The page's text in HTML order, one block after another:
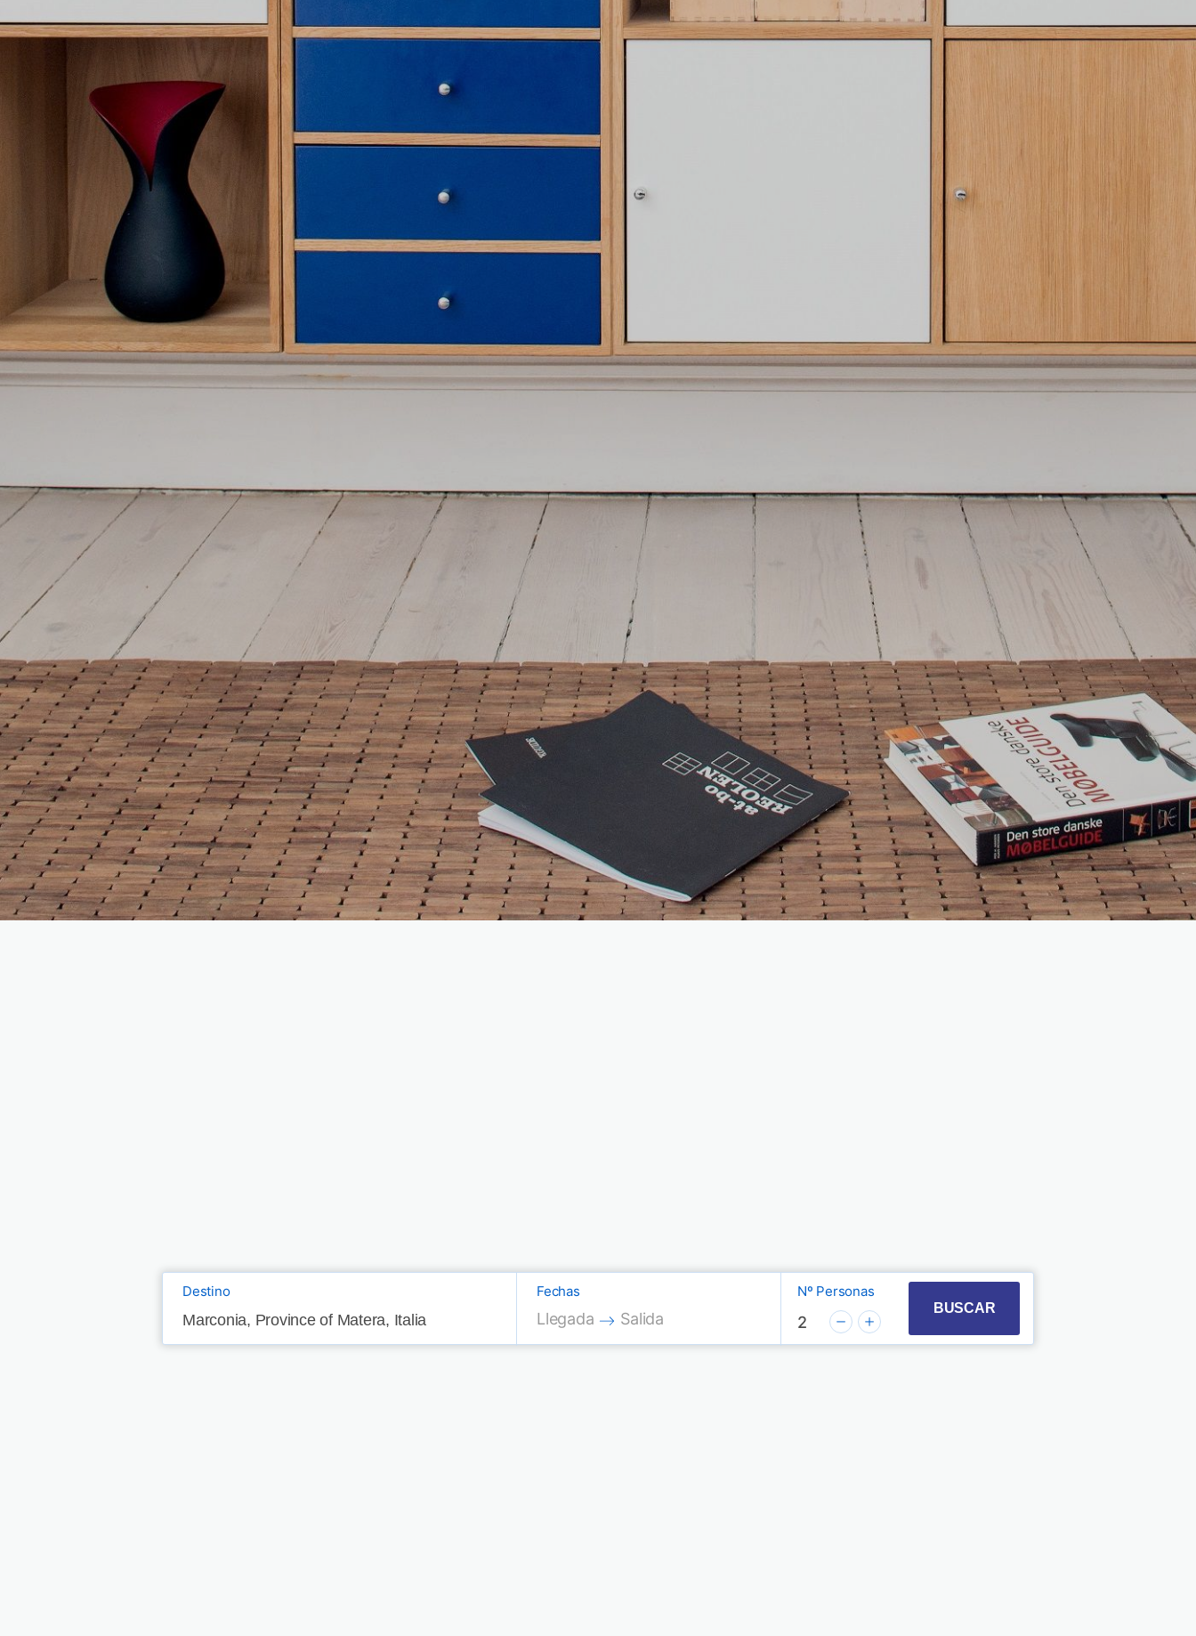
Destino Fechas
Press the down arrow key to interact with the calendar and select a date. Press the
Llegada
Press the down arrow key to interact with the calendar and select a date.
Salida
Nº Personas
2
BUSCAR